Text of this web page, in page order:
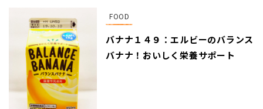
FOOD
バナナ１４９：エルビーのバランス
バナナ！おいしく栄養サポート